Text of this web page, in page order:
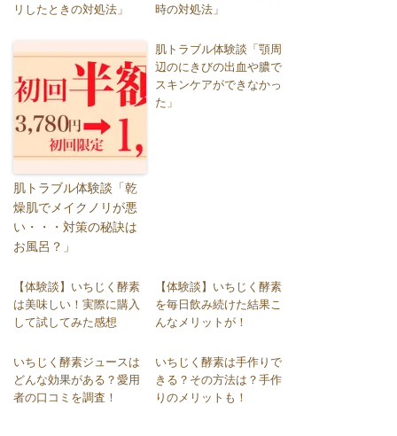
リしたときの対処法」
時の対処法」
肌トラブル体験談「乾
燥肌でメイクノリが悪
い・・・対策の秘訣は
お風呂？」
肌トラブル体験談「顎周
辺のにきびの出血や膿で
スキンケアができなかっ
た」
【体験談】いちじく酵素
は美味しい！実際に購入
して試してみた感想
【体験談】いちじく酵素
を毎日飲み続けた結果こ
んなメリットが！
いちじく酵素ジュースは
どんな効果がある？愛用
者の口コミを調査！
いちじく酵素は手作りで
きる？その方法は？手作
りのメリットも！